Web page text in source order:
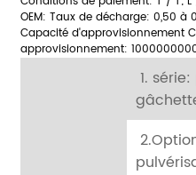
OEM: Taux de décharge: 0,50
Capacité d'approvisionnement
approvisionnement:
1.